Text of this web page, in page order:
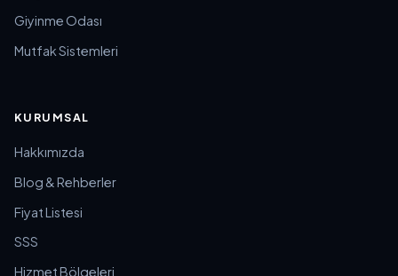
Giyinme Odası
Mutfak Sistemleri
KURUMSAL
Hakkımızda
Blog & Rehberler
Fiyat Listesi
SSS
Hizmet Bölgeleri